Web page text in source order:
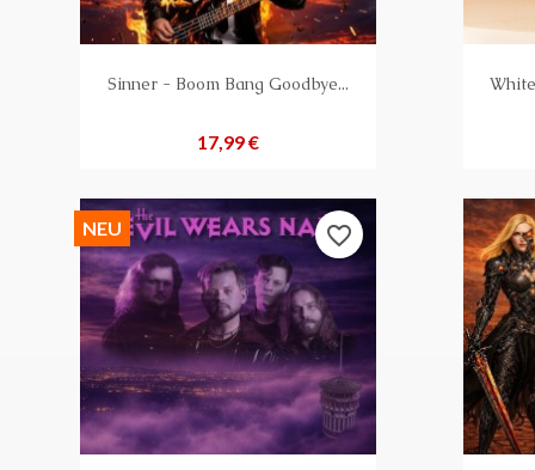
Sinner - Boom Bang Goodbye...
Preis
17,99 €
NEU favorite_border